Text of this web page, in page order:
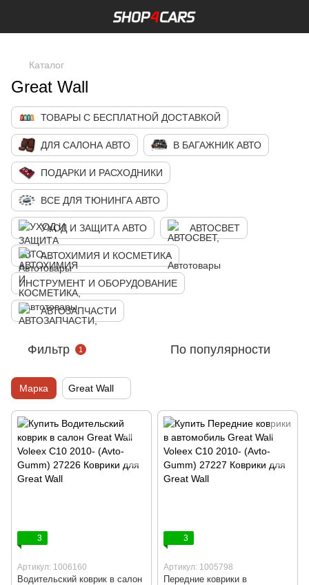
Каталог
Great Wall
ТОВАРЫ С БЕСПЛАТНОЙ ДОСТАВКОЙ
ДЛЯ САЛОНА АВТО В БАГАЖНИК АВТО
ПОДАРКИ И РАСХОДНИКИ
ВСЕ ДЛЯ ТЮНИНГА АВТО
УХОД И ЗАЩИТА АВТО АВТОСВЕТ
АВТОХИМИЯ И КОСМЕТИКА
ИНСТРУМЕНТ И ОБОРУДОВАНИЕ
АВТОЗАПЧАСТИ
Фильтр 1 По популярности
Марка Great Wall
3
Артикул: 1006160
Водительский коврик в салон
3
Артикул: 1005798
Передние коврики в